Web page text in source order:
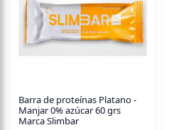
Barra de proteínas Platano -
Manjar 0% azúcar 60 grs
Marca Slimbar